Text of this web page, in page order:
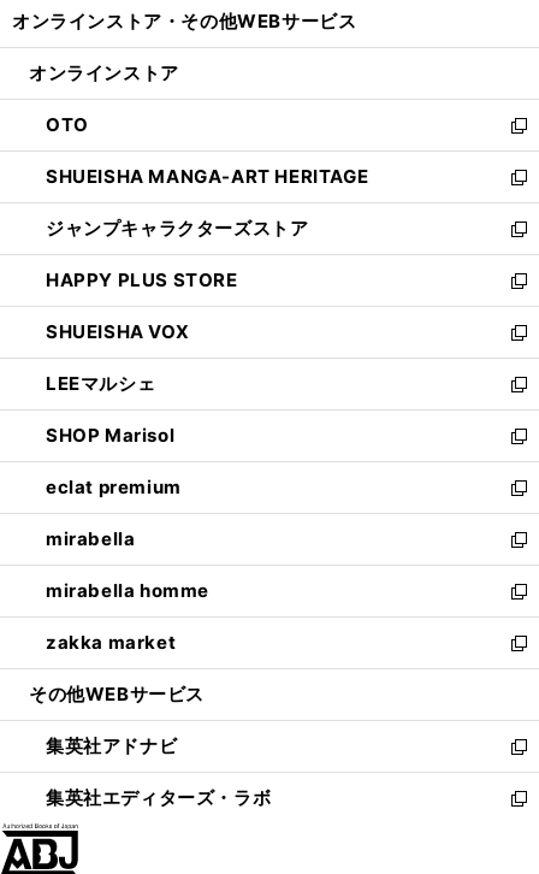
開
ン
ウ
で
開
く
ウ
ン
ド
ウ
で
開
く
オンラインストア・ その他WEBサービス
オンラインストア
OTO
新
し
い
ウ
ィ
ン
ド
ウ
で
開
く
SHUEISHA MANGA-ART HERITAGE
新
し
い
ウ
ィ
ン
ド
ウ
で
開
く
ジャンプキャラクターズストア
新
し
い
ウ
ィ
ン
ド
ウ
で
開
く
HAPPY PLUS STORE
新
し
い
ウ
ィ
ン
ド
ウ
で
開
く
SHUEISHA VOX
新
し
い
ウ
ィ
ン
ド
ウ
で
開
く
LEEマルシェ
新
し
い
ウ
ィ
ン
ド
ウ
で
開
く
SHOP Marisol
新
し
い
ウ
ィ
ン
ド
ウ
で
開
eclat premium
新
し
い
ウ
ィ
ン
ド
ウ
開
く
mirabella
新
し
い
ウ
ィ
ン
ウ
で
開
く
mirabella homme
新
し
い
ウ
ン
ド
ウ
で
zakka market
新
し
ウ
ィ
ン
ド
その他WEBサービス
集英社アドナビ
新
し
い
集英社エディターズ・ラボ
新